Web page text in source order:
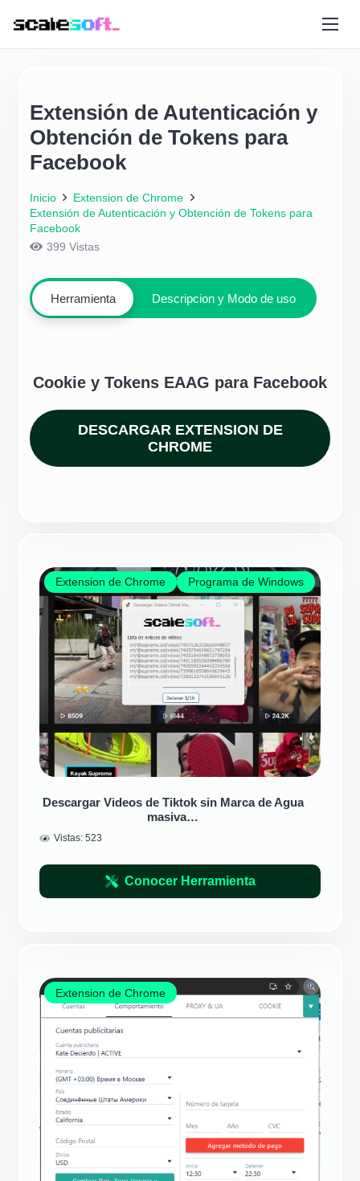
Extensión de Autenticación y
Obtención de Tokens para
Facebook
Inicio
Extension de Chrome
Extensión de Autenticación y Obtención de Tokens para
Facebook
399 Vistas
Herramienta Descripcion y Modo de uso
Cookie y Tokens EAAG para Facebook
DESCARGAR EXTENSION DE
CHROME
Extension de Chrome Programa de Windows
Descargar Videos de Tiktok sin Marca de Agua
masiva…
Vistas:523
Conocer Herramienta
Extension de Chrome